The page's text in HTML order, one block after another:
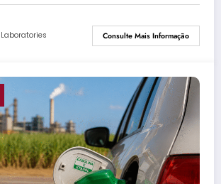
Consulte Mais Informação